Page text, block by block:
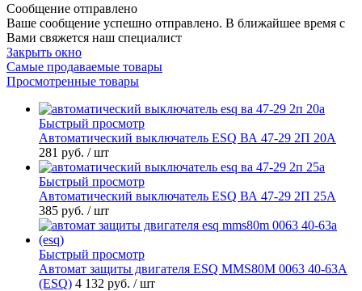
Сообщение отправлено
Ваше сообщение успешно отправлено. В ближайшее время с
Вами свяжется наш специалист
Закрыть окно
Самые продаваемые товары
Просмотренные товары
Быстрый просмотр
Автоматический выключатель ESQ ВА 47-29 2П 20А
281 руб. / шт
Быстрый просмотр
Автоматический выключатель ESQ ВА 47-29 2П 25А
385 руб. / шт
Быстрый просмотр
Автомат защиты двигателя ESQ MMS80M 0063 40-63А
(ESQ) 4 132 руб. / шт